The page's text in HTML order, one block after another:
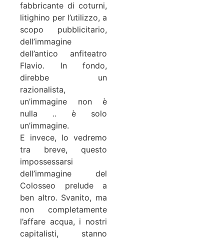
fabbricante di coturni,
litighino per l’utilizzo, a
scopo pubblicitario,
dell’immagine
dell’antico anfiteatro
Flavio. In fondo,
direbbe un
razionalista,
un’immagine non è
nulla .. è solo
un’immagine.
E invece, lo vedremo
tra breve, questo
impossessarsi
dell’immagine del
Colosseo prelude a
ben altro. Svanito, ma
non completamente
l’affare acqua, i nostri
capitalisti, stanno